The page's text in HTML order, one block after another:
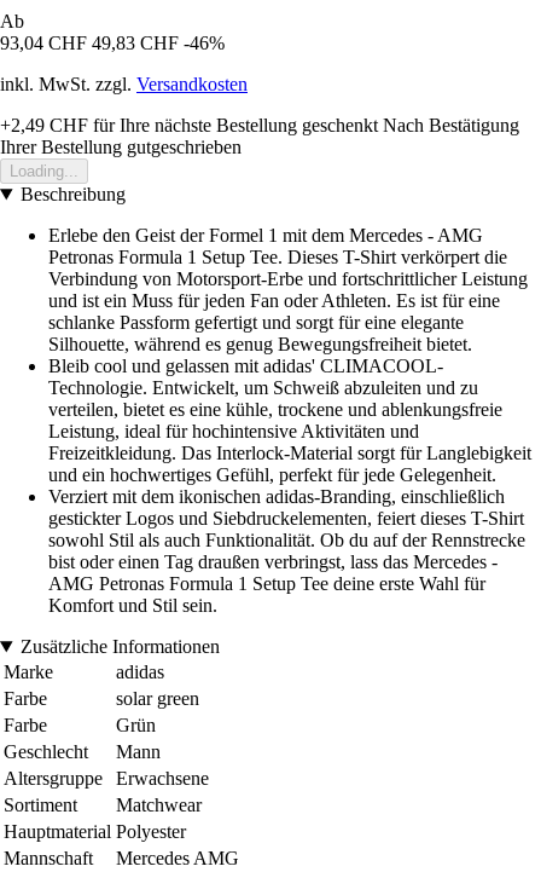
Ab
93,04 CHF 49,83 CHF -46%
inkl. MwSt. zzgl. Versandkosten
+2,49 CHF für Ihre nächste Bestellung geschenkt Nach Bestätigung
Ihrer Bestellung gutgeschrieben
Loading...
Beschreibung
Erlebe den Geist der Formel 1 mit dem Mercedes - AMG
Petronas Formula 1 Setup Tee. Dieses T-Shirt verkörpert die
Verbindung von Motorsport-Erbe und fortschrittlicher Leistung
und ist ein Muss für jeden Fan oder Athleten. Es ist für eine
schlanke Passform gefertigt und sorgt für eine elegante
Silhouette, während es genug Bewegungsfreiheit bietet.
Bleib cool und gelassen mit adidas' CLIMACOOL-
Technologie. Entwickelt, um Schweiß abzuleiten und zu
verteilen, bietet es eine kühle, trockene und ablenkungsfreie
Leistung, ideal für hochintensive Aktivitäten und
Freizeitkleidung. Das Interlock-Material sorgt für Langlebigkeit
und ein hochwertiges Gefühl, perfekt für jede Gelegenheit.
Verziert mit dem ikonischen adidas-Branding, einschließlich
gestickter Logos und Siebdruckelementen, feiert dieses T-Shirt
sowohl Stil als auch Funktionalität. Ob du auf der Rennstrecke
bist oder einen Tag draußen verbringst, lass das Mercedes -
AMG Petronas Formula 1 Setup Tee deine erste Wahl für
Komfort und Stil sein.
Zusätzliche Informationen
Marke
adidas
Farbe
solar green
Farbe
Grün
Geschlecht
Mann
Altersgruppe
Erwachsene
Sortiment
Matchwear
Hauptmaterial Polyester
Mannschaft
Mercedes AMG